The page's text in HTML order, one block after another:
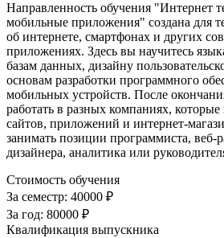
Направленность обучения "Интернет
мобильные приложения" создана для
об интернете, смартфонах и других
приложениях. Здесь вы научитесь
базам данных, дизайну
основам разработки программного
мобильных устройств. После
работать в разных компаниях,
сайтов, приложений и интернет-
занимать позиции программиста, веб-
дизайнера, аналитика или
Стоимость обучения
За семестр: 40000 ₽
За год: 80000 ₽
Квалификация выпускника